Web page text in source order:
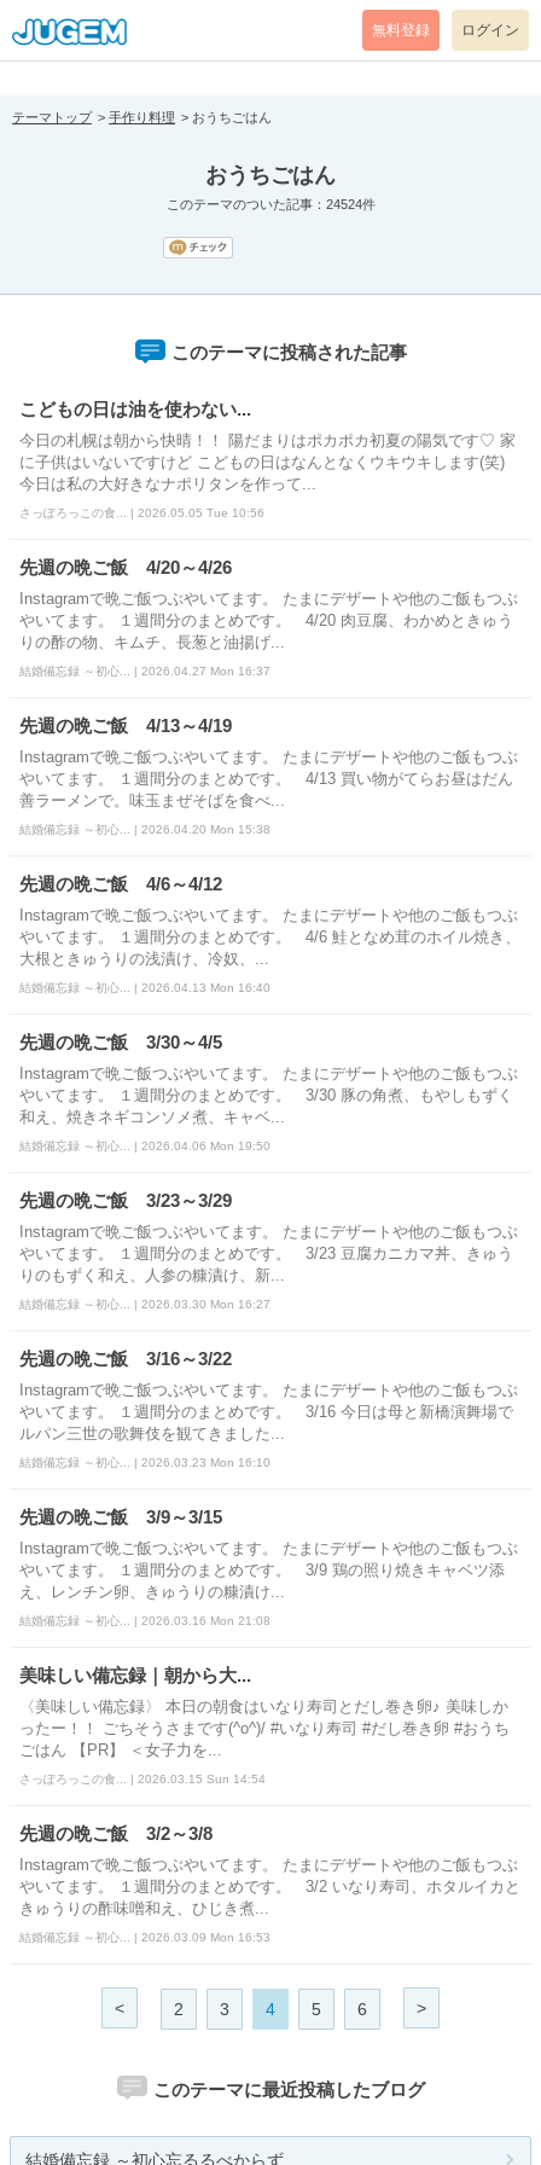
[pear_error: message="Success" code=0 mode=return level=notice
prefix="" info=""]
無料登録 ログイン
テーマトップ 手作り料理 おうちごはん
おうちごはん
このテーマのついた記事：24524件
このテーマに投稿された記事
こどもの日は油を使わない...
今日の札幌は朝から快晴！！ 陽だまりはポカポカ初夏の陽気です♡ 家
に子供はいないですけど こどもの日はなんとなくウキウキします(笑)
今日は私の大好きなナポリタンを作って...
さっぽろっこの食... | 2026.05.05 Tue 10:56
先週の晩ご飯 4/20～4/26
Instagramで晩ご飯つぶやいてます。 たまにデザートや他のご飯もつぶ
やいてます。 １週間分のまとめです。 4/20 肉豆腐、わかめときゅう
りの酢の物、キムチ、長葱と油揚げ...
結婚備忘録 ～初心... | 2026.04.27 Mon 16:37
先週の晩ご飯 4/13～4/19
Instagramで晩ご飯つぶやいてます。 たまにデザートや他のご飯もつぶ
やいてます。 １週間分のまとめです。 4/13 買い物がてらお昼はだん
善ラーメンで。味玉まぜそばを食べ...
結婚備忘録 ～初心... | 2026.04.20 Mon 15:38
先週の晩ご飯 4/6～4/12
Instagramで晩ご飯つぶやいてます。 たまにデザートや他のご飯もつぶ
やいてます。 １週間分のまとめです。 4/6 鮭となめ茸のホイル焼き、
大根ときゅうりの浅漬け、冷奴、...
結婚備忘録 ～初心... | 2026.04.13 Mon 16:40
先週の晩ご飯 3/30～4/5
Instagramで晩ご飯つぶやいてます。 たまにデザートや他のご飯もつぶ
やいてます。 １週間分のまとめです。 3/30 豚の角煮、もやしもずく
和え、焼きネギコンソメ煮、キャベ...
結婚備忘録 ～初心... | 2026.04.06 Mon 19:50
先週の晩ご飯 3/23～3/29
Instagramで晩ご飯つぶやいてます。 たまにデザートや他のご飯もつぶ
やいてます。 １週間分のまとめです。 3/23 豆腐カニカマ丼、きゅう
りのもずく和え、人参の糠漬け、新...
結婚備忘録 ～初心... | 2026.03.30 Mon 16:27
先週の晩ご飯 3/16～3/22
Instagramで晩ご飯つぶやいてます。 たまにデザートや他のご飯もつぶ
やいてます。 １週間分のまとめです。 3/16 今日は母と新橋演舞場で
ルパン三世の歌舞伎を観てきました...
結婚備忘録 ～初心... | 2026.03.23 Mon 16:10
先週の晩ご飯 3/9～3/15
Instagramで晩ご飯つぶやいてます。 たまにデザートや他のご飯もつぶ
やいてます。 １週間分のまとめです。 3/9 鶏の照り焼きキャベツ添
え、レンチン卵、きゅうりの糠漬け...
結婚備忘録 ～初心... | 2026.03.16 Mon 21:08
美味しい備忘録｜朝から大...
〈美味しい備忘録〉 本日の朝食はいなり寿司とだし巻き卵♪ 美味しか
ったー！！ ごちそうさまです(^o^)/ #いなり寿司 #だし巻き卵 #おうち
ごはん 【PR】 ＜女子力を...
さっぽろっこの食... | 2026.03.15 Sun 14:54
先週の晩ご飯 3/2～3/8
Instagramで晩ご飯つぶやいてます。 たまにデザートや他のご飯もつぶ
やいてます。 １週間分のまとめです。 3/2 いなり寿司、ホタルイカと
きゅうりの酢味噌和え、ひじき煮...
結婚備忘録 ～初心... | 2026.03.09 Mon 16:53
< 2 3 4 5 6 >
このテーマに最近投稿したブログ
結婚備忘録 ～初心忘るるべからず